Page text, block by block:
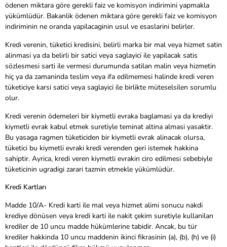
ödenen miktara göre gerekli faiz ve komisyon indirimini yapmakla
yükümlüdür. Bakanlik ödenen miktara göre gerekli faiz ve komisyon
indiriminin ne oranda yapilacaginin usul ve esaslarini belirler.
Kredi verenin, tüketici kredisini, belirli marka bir mal veya hizmet satin
alinmasi ya da belirli bir satici veya saglayici ile yapilacak satis
sözlesmesi sarti ile vermesi durumunda satilan malin veya hizmetin
hiç ya da zamaninda teslim veya ifa edilmemesi halinde kredi veren
tüketiciye karsi satici veya saglayici ile birlikte müteselsilen sorumlu
olur.
Kredi verenin ödemeleri bir kiymetli evraka baglamasi ya da krediyi
kiymetli evrak kabul etmek suretiyle teminat altina almasi yasaktir.
Bu yasaga ragmen tüketiciden bir kiymetli evrak alinacak olursa,
tüketici bu kiymetli evraki kredi verenden geri istemek hakkina
sahiptir. Ayrica, kredi veren kiymetli evrakin ciro edilmesi sebebiyle
tüketicinin ugradigi zarari tazmin etmekle yükümlüdür.
Kredi Kartları
Madde 10/A- Kredi karti ile mal veya hizmet alimi sonucu nakdi
krediye dönüsen veya kredi karti ile nakit çekim suretiyle kullanilan
krediler de 10 uncu madde hükümlerine tabidir. Ancak, bu tür
krediler hakkinda 10 uncu maddenin ikinci fikrasinin (a), (b), (h) ve (i)